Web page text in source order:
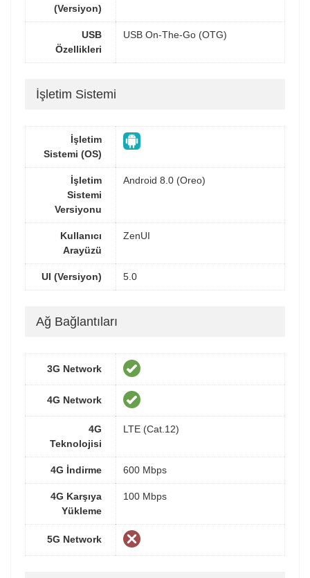
(Versiyon)
USB
Özellikleri
USB On-The-Go (OTG)
İşletim Sistemi
İşletim
Sistemi (OS)
İşletim
Sistemi
Versiyonu
Android 8.0 (Oreo)
Kullanıcı
Arayüzü
ZenUI
UI (Versiyon) 5.0
Ağ Bağlantıları
3G Network
4G Network
4G
Teknolojisi
LTE (Cat.12)
4G İndirme 600 Mbps
4G Karşıya
Yükleme
100 Mbps
5G Network